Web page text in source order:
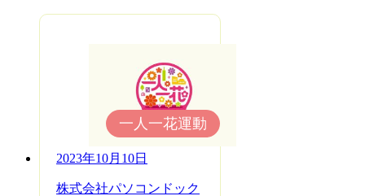
2023年10月10日
株式会社パソコンドック
一人一花運動